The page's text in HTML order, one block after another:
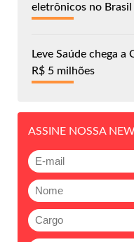
eletrônicos no Brasil
Leve Saúde chega
R$ 5 milhões
ASSINE NOSSA